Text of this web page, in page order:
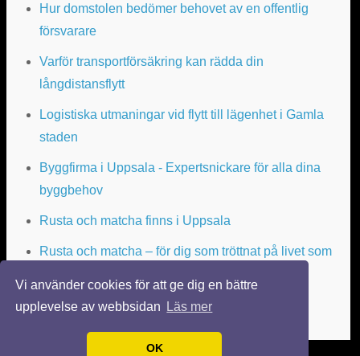
Vi använder cookies för att ge dig en bättre
upplevelse av webbsidan
Läs mer
OK
Hur domstolen bedömer behovet av en offentlig
försvarare
Varför transportförsäkring kan rädda din
långdistansflytt
Logistiska utmaningar vid flytt till lägenhet i Gamla
staden
Byggfirma i Uppsala - Expertsnickare för alla dina
byggbehov
Rusta och matcha finns i Uppsala
Rusta och matcha – för dig som tröttnat på livet som
© 2026 FLYTTATILLUPPSALA.SE. ALLA RÄTTIGHETER FÖRBEHÅLLNA.